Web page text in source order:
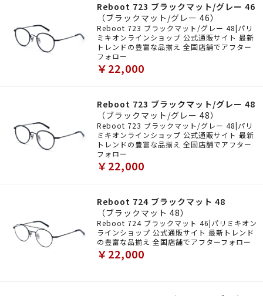
Reboot 723 ブラックマット/グレー 46
（ブラックマット/グレー 46）
Reboot 723 ブラックマット/グレー 48|パリ
ミキオンラインショップ 公式通販サイト 最新
トレンドの豊富な品揃え 全国店舗でアフター
フォロー
￥22,000
Reboot 723 ブラックマット/グレー 48
（ブラックマット/グレー 48）
Reboot 723 ブラックマット/グレー 48|パリ
ミキオンラインショップ 公式通販サイト 最新
トレンドの豊富な品揃え 全国店舗でアフター
フォロー
￥22,000
Reboot 724 ブラックマット 48
（ブラックマット 48）
Reboot 724 ブラックマット 46|パリミキオン
ラインショップ 公式通販サイト 最新トレンド
の豊富な品揃え 全国店舗でアフターフォロー
￥22,000